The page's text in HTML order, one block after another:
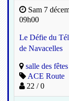
Sam 7
09h00
Le Défie du
de Navacelles
salle des
ACE Route
22 / 0